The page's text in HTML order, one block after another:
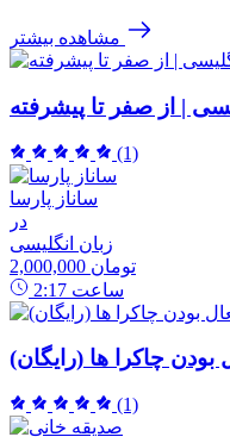
مشاهده بیشتر
| از صفر تا پیشرفته
(1)
ساناز پارسا
در
زبان انگلیسی
2,000,000 تومان
2:17 ساعت
چاکرا ها (رایگان)
(1)